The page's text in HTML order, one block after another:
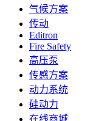
气候方案
传动
Editron
Fire Safety
高压泵
传感方案
动力系统
硅动力
在线商城